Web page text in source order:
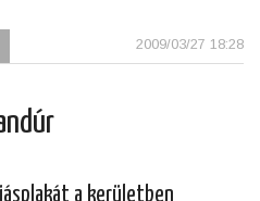
2009/03/27 18:28
a kerületben